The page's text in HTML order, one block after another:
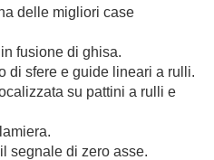
delle migliori case
fusione di ghisa.
di sfere e guide lineari a rulli.
su pattini a rulli e
segnale di zero asse.